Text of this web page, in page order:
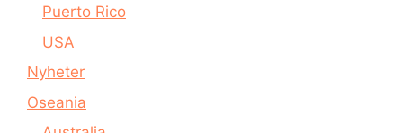
Puerto Rico
USA
Nyheter
Oseania